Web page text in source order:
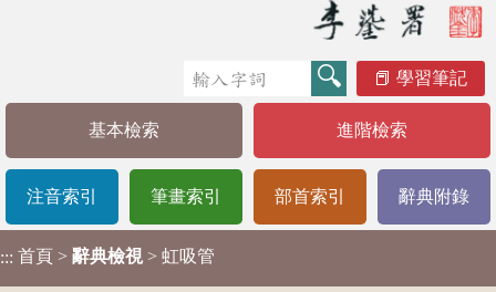
學習筆記
基本檢索 進階檢索
注音索引 筆畫索引 部首索引 辭典附錄
::: 首頁 > 辭典檢視 > 虹吸管